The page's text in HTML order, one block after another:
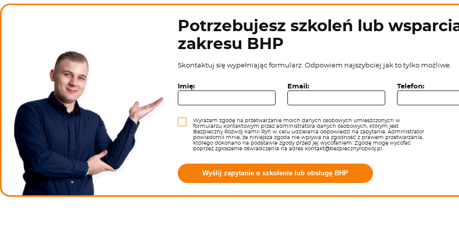
Potrzebujesz szkoleń lub
zakresu BHP
Skontaktuj się wypełniając formularz. Odpowiem najszybciej jak to tylko możliwe.
Imię: Email: Telefon:
Wyrażam zgodę na przetwarzanie moich danych osobowych umieszczonych w
formularzu kontaktowym przez administratora danych osobowych, którym jest
Bezpieczny Rozwój Kamil Ryń w celu udzielania odpowiedzi na zapytanie. Administrator
powiadomił mnie, że niniejsza zgoda nie wpływa na zgodność z prawem przetwarzania,
którego dokonano na podstawie zgody przed jej wycofaniem. Zgodę mogę wycofać
poprzez zgłoszenie oświadczenia na adres kontakt@bezpiecznyrozwoj.pl.
Wyślij zapytanie o szkolenie lub obsługę BHP